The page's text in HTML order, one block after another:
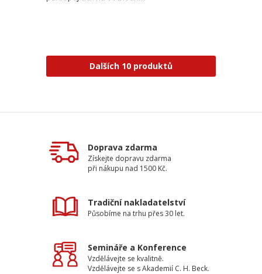
Dalších 10 produktů
Doprava zdarma
Získejte dopravu zdarma
při nákupu nad 1500 Kč.
Tradiční nakladatelství
Působíme na trhu přes 30 let.
Semináře a Konference
Vzdělávejte se kvalitně.
Vzdělávejte se s Akademií C. H. Beck.